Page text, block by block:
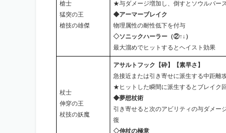
槍士
猛突の王
槍技の雄傑
★与ダメージ増加し、倒すとソウルバー
◆アーマーブレイク
物理属性の耐性低下を付与
◇ソニックハーラー（②↑↓）
最大溜めでヒットするとヘイスト効果
杖士
伸穿の王
杖技の妖魔
アサルトフック【砕】【素早さ】
急接近または引き寄せに派生する中距離
★ヒットした瞬間に派生するとブレイク
◆夢想杖術
引き寄せると次のアビリティの与ダメー
復
◇伸杖の極意